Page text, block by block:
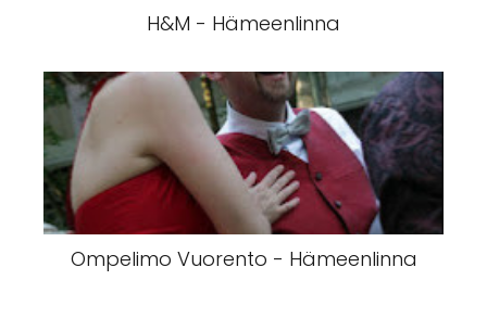
H&M - Hämeenlinna
Ompelimo Vuorento - Hämeenlinna